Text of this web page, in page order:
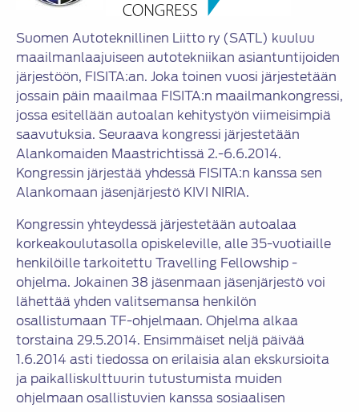
Suomen Autoteknillinen Liitto ry (SATL) kuuluu
maailmanlaajuiseen autotekniikan asiantuntijoiden
järjestöön, FISITA:an. Joka toinen vuosi järjestetään
jossain päin maailmaa FISITA:n maailmankongressi,
jossa esitellään autoalan kehitystyön viimeisimpiä
saavutuksia. Seuraava kongressi järjestetään
Alankomaiden Maastrichtissä 2.-6.6.2014.
Kongressin järjestää yhdessä FISITA:n kanssa sen
Alankomaan jäsenjärjestö KIVI NIRIA.
Kongressin yhteydessä järjestetään autoalaa
korkeakoulutasolla opiskeleville, alle 35-vuotiaille
henkilöille tarkoitettu Travelling Fellowship -
ohjelma. Jokainen 38 jäsenmaan jäsenjärjestö voi
lähettää yhden valitsemansa henkilön
osallistumaan TF-ohjelmaan. Ohjelma alkaa
torstaina 29.5.2014. Ensimmäiset neljä päivää
1.6.2014 asti tiedossa on erilaisia alan ekskursioita
ja paikalliskulttuurin tutustumista muiden
ohjelmaan osallistuvien kanssa sosiaalisen